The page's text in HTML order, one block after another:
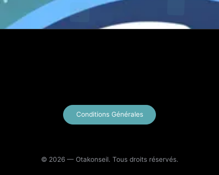
Conditions Générales
© 2026 — Otakonseil. Tous droits réservés.